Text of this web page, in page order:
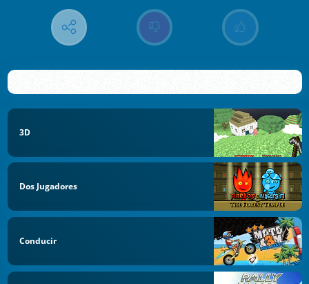
3D
Dos Jugadores
Conducir